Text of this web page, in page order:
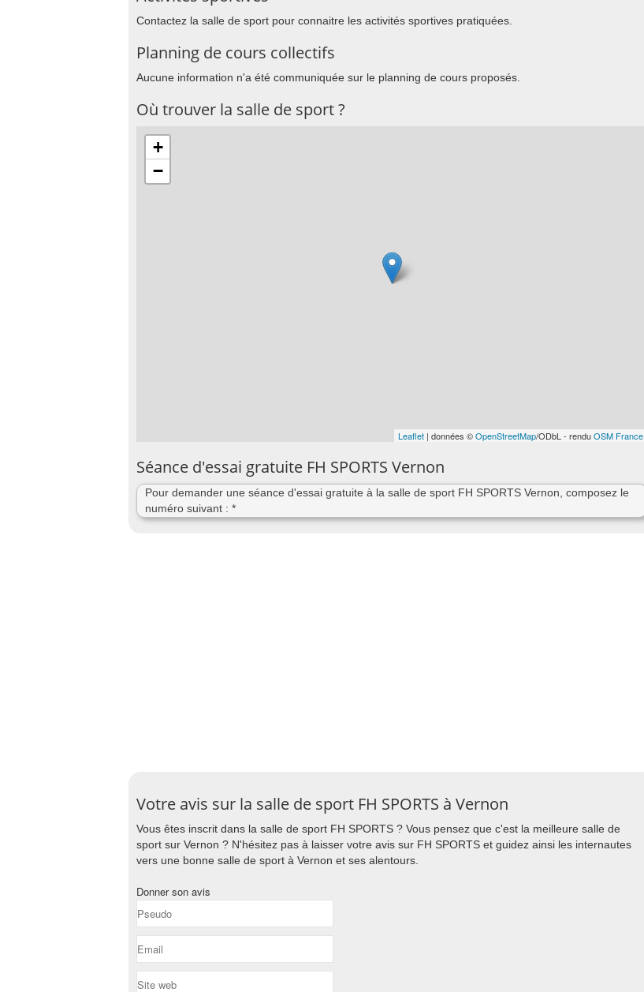
Contactez la salle de sport pour connaitre les activités sportives pratiquées.
Planning de cours collectifs
Aucune information n'a été communiquée sur le planning de cours proposés.
Où trouver la salle de sport ?
+
−
Leaflet | données ©OpenStreetMap/ODbL - renduOSM France
Séance d'essai gratuite FH SPORTS Vernon
Pour demander une séance d'essai gratuite à la salle de sport FH SPORTS Vernon, composez le
numéro suivant : *
Votre avis sur la salle de sport FH SPORTS à Vernon
Vous êtes inscrit dans la salle de sport FH SPORTS ? Vous pensez que c'est la meilleure salle de
sport sur Vernon ? N'hésitez pas à laisser votre avis sur FH SPORTS et guidez ainsi les internautes
vers une bonne salle de sport à Vernon et ses alentours.
Donner son avis